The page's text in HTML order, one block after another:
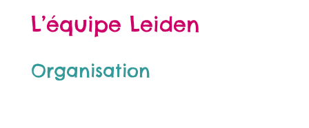
L’équipe Leiden
Organisation